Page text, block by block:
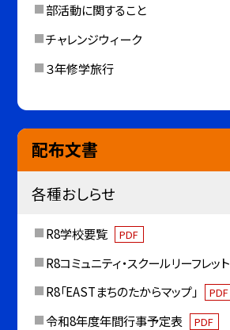
部活動に関すること
チャレンジウィーク
３年修学旅行
配布文書
各種おしらせ
R8学校要覧 PDF
R8コミュニティ・スクールリーフレット
R8「EASTまちのたからマップ」 PDF
令和8年度年間行事予定表 PDF